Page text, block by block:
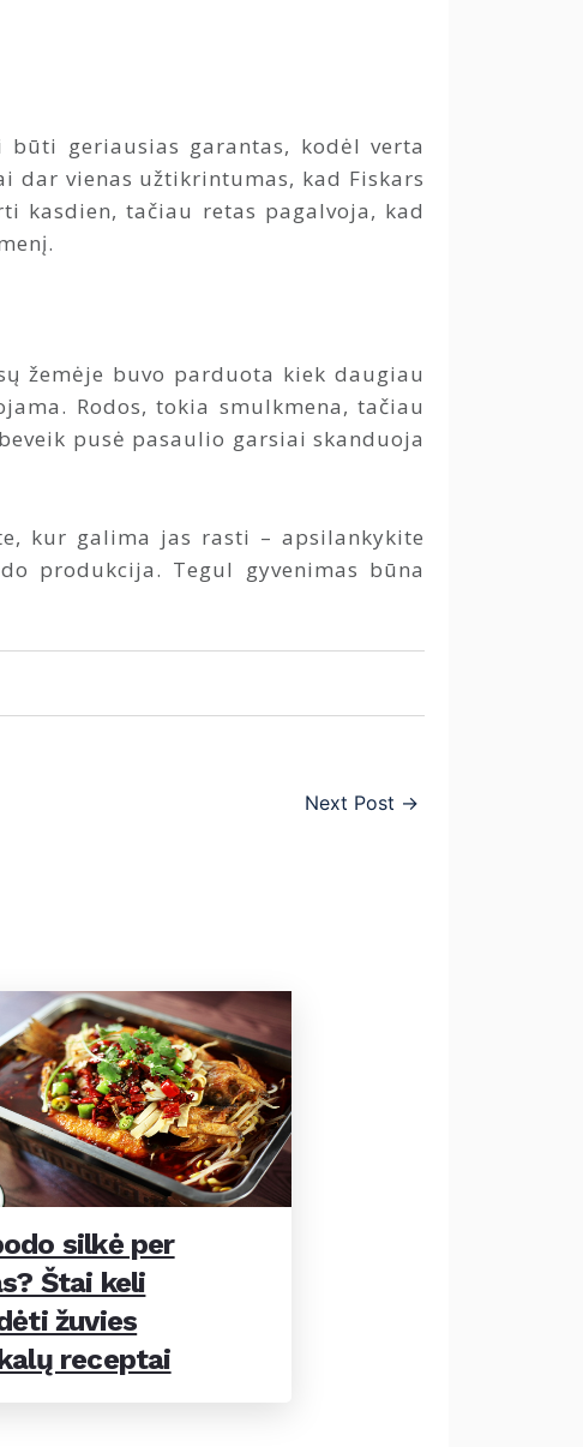
geriausias garantas, kodėl verta
vienas užtikrintumas, kad Fiskars
kasdien, tačiau retas pagalvoja, kad
žemėje buvo parduota kiek daugiau
Rodos, tokia smulkmena, tačiau
pusė pasaulio garsiai skanduoja
kur galima jas rasti – apsilankykite
produkcija. Tegul gyvenimas būna
Next Post →
silkė per
Štai keli
žuvies
receptai